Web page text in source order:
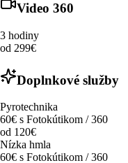
Video 360
3 hodiny
od 299€
Doplnkové služby
Pyrotechnika
60€ s Fotokútikom / 360
od 120€
Nízka hmla
60€ s Fotokútikom / 360